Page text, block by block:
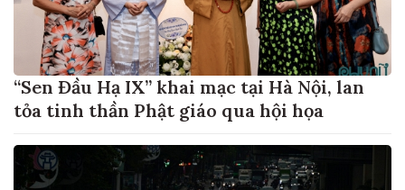
“Sen Đầu Hạ IX” khai mạc tại Hà Nội, lan
tỏa tinh thần Phật giáo qua hội họa